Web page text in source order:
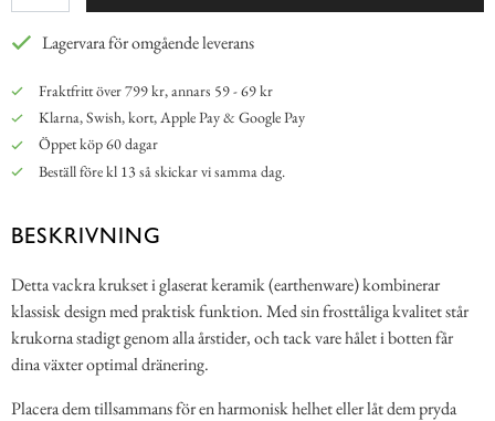
Lagervara för omgående leverans
Fraktfritt över 799 kr, annars 59 - 69 kr
Klarna, Swish, kort, Apple Pay & Google Pay
Öppet köp 60 dagar
Beställ före kl 13 så skickar vi samma dag.
BESKRIVNING
Detta vackra krukset i glaserat keramik (earthenware) kombinerar
klassisk design med praktisk funktion. Med sin frosttåliga kvalitet står
krukorna stadigt genom alla årstider, och tack vare hålet i botten får
dina växter optimal dränering.
Placera dem tillsammans för en harmonisk helhet eller låt dem pryda